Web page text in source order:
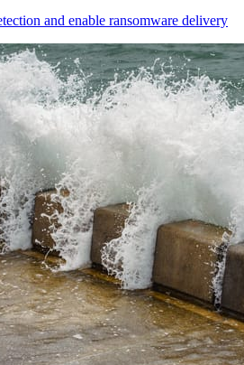
and enable ransomware delivery